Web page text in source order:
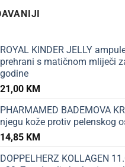
ROYAL KINDER JELLY
prehrani s matičnom mliječi
godine
21,00 KM
PHARMAMED BADEMOVA
njegu kože protiv pelenskog
14,85 KM
DOPPELHERZ KOLLAGEN